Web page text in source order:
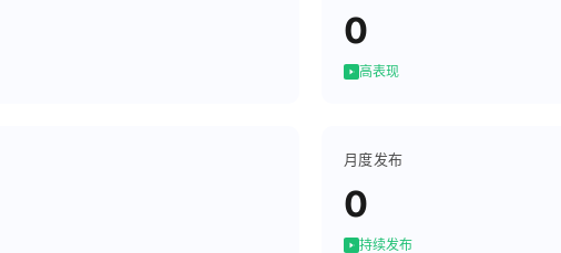
0
高表现
月度发布
0
持续发布